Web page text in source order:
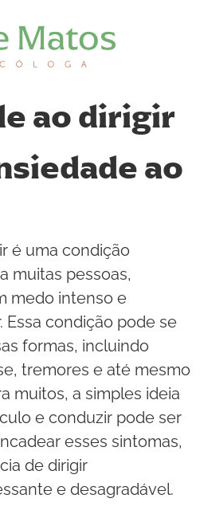
ao dirigir
ao
é uma condição
muitas pessoas,
medo intenso e
Essa condição pode se
formas, incluindo
tremores e até mesmo
muitos, a simples ideia
e conduzir pode ser
esses sintomas,
de dirigir
e desagradável.